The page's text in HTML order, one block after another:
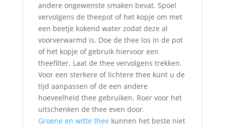
andere ongewenste smaken bevat. Spoel
vervolgens de theepot of het kopje om met
een beetje kokend water zodat deze al
voorverwarmd is. Doe de thee los in de pot
of het kopje of gebruik hiervoor een
theefilter. Laat de thee vervolgens trekken.
Voor een sterkere of lichtere thee kunt u de
tijd aanpassen of de een andere
hoeveelheid thee gebruiken. Roer voor het
uitschenken de thee even door.
Groene en witte thee kunnen het beste niet